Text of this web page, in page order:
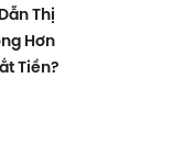
Thị
Hơn
Tiền?